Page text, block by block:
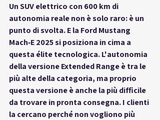
Un SUV elettrico con 600 km di
autonomia reale non è solo raro: è un
punto di svolta. E la Ford Mustang
Mach‑E 2025 si posiziona in cima a
questa élite tecnologica. L'autonomia
della versione Extended Range è tra le
più alte della categoria, ma proprio
questa versione è anche la più difficile
da trovare in pronta consegna. I clienti
la cercano perché non vogliono più